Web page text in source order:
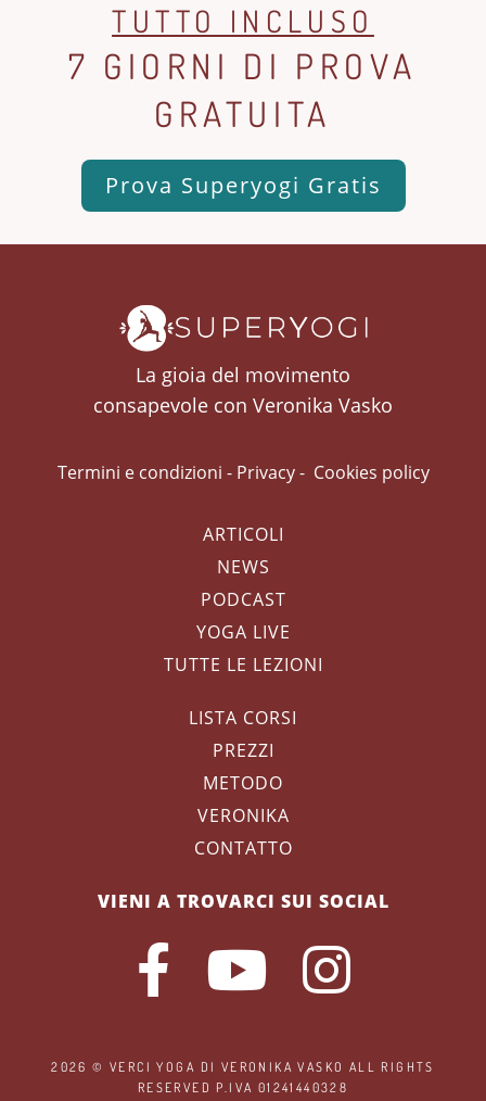
TUTTO INCLUSO
7 GIORNI DI PROVA
GRATUITA
Prova Superyogi Gratis
La gioia del movimento
consapevole con Veronika Vasko
Termini e condizioni - Privacy- Cookies policy
ARTICOLI
NEWS
PODCAST
YOGA LIVE
TUTTE LE LEZIONI
LISTA CORSI
PREZZI
METODO
VERONIKA
CONTATTO
VIENI A TROVARCI SUI SOCIAL
2026 ©VERCI YOGA DI VERONIKA VASKO ALL RIGHTS
RESERVED P.IVA 01241440328